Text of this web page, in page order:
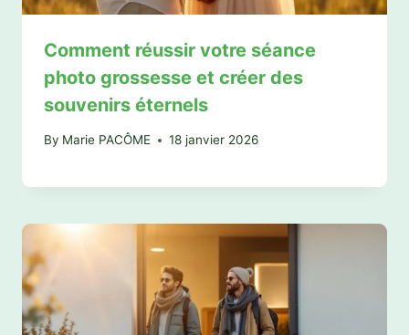
Comment réussir votre séance
photo grossesse et créer des
souvenirs éternels
By Marie PACÔME 18 janvier 2026